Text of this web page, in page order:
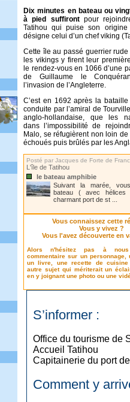
Dix minutes en bateau ou
à pied suffirontpour
Tatihou qui puise son origine
désigne celui d’un chef viking
Cette île au passé guerrier
les vikings y firent leur
le rendez-vous en 1066 d’une
de Guillaume le
l’invasion de l’Angleterre.
C’est en 1692 après la
conduite par l’amiral de
anglo-hollandaise, que les
dans l’impossibilité de
Malo, se réfugièrent non loin de
échoués puis brûlés par les
Posté par Jacques de Forte de
L'île de Tatihou
le bateau amphibie
Suivant la marée,
bateau ( avec
charmant port de st ...
Vous connaissez cette
Vous y vivez ?
Vous l'avez découverte en
Alors n'hésitez pas à
commentaire sur un personnage,
un livre, une recette de
autre sujet qui mériterait un
en y joignant une photo ou une
S’informer :
Office du tourisme de
Accueil Tatihou
Capitainerie du port
Comment y